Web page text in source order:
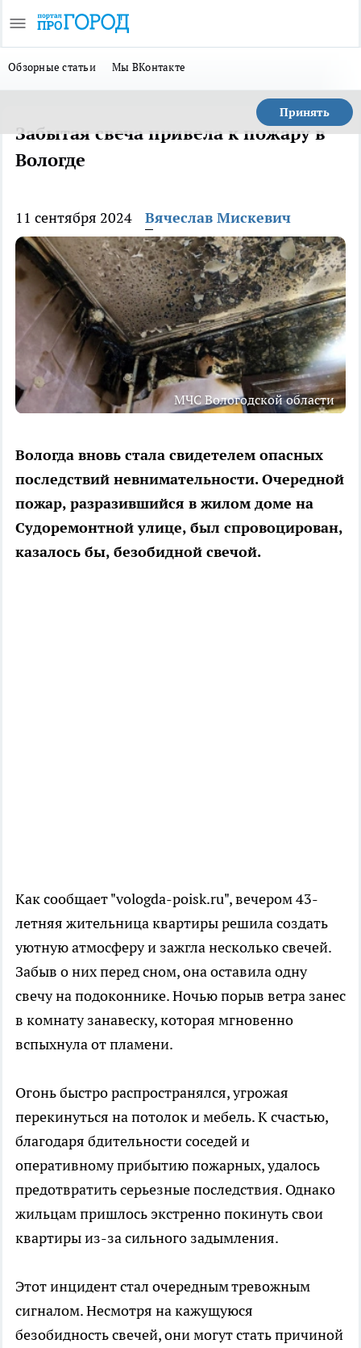
Обзорные статьи Мы ВКонтакте
Принять
Забытая свеча привела к пожару в
Вологде
11 сентября 2024 Вячеслав Мискевич
МЧС Вологодской области
Вологда вновь стала свидетелем опасных
последствий невнимательности. Очередной
пожар, разразившийся в жилом доме на
Судоремонтной улице, был спровоцирован,
казалось бы, безобидной свечой.
Как сообщает "vologda-poisk.ru", вечером 43-
летняя жительница квартиры решила создать
уютную атмосферу и зажгла несколько свечей.
Забыв о них перед сном, она оставила одну
свечу на подоконнике. Ночью порыв ветра занес
в комнату занавеску, которая мгновенно
вспыхнула от пламени.
Огонь быстро распространялся, угрожая
перекинуться на потолок и мебель. К счастью,
благодаря бдительности соседей и
оперативному прибытию пожарных, удалось
предотвратить серьезные последствия. Однако
жильцам пришлось экстренно покинуть свои
квартиры из-за сильного задымления.
Этот инцидент стал очередным тревожным
сигналом. Несмотря на кажущуюся
безобидность свечей, они могут стать причиной